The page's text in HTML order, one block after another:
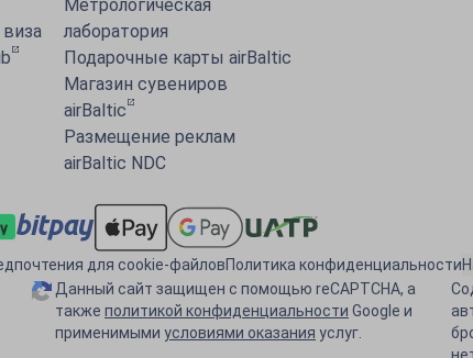
Метрологическая
лаборатория
Подарочные карты airBaltic
Магазин сувениров
airBaltic
Размещение реклам
airBaltic NDC
для cookie-файловПолитика конфиденциальности
Данный сайт защищен с помощью reCAPTCHA, а
также политикой конфиденциальности Google и
применимыми условиями оказания услуг.